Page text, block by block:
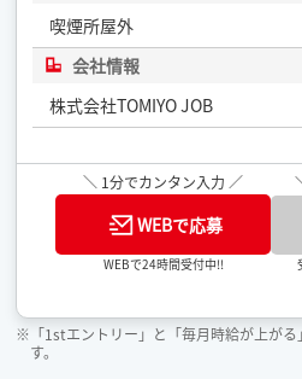
喫煙所屋外
会社情報
株式会社TOMIYO JOB
＼ 1分でカンタン入力 ／
WEBで応募
WEBで24時間受付中!!
※「1stエントリー」と「毎月時給が上がる
す。